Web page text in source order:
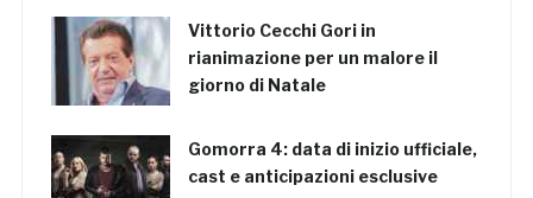
Vittorio Cecchi Gori in
rianimazione per un malore il
giorno di Natale
Gomorra 4: data di inizio ufficiale,
cast e anticipazioni esclusive